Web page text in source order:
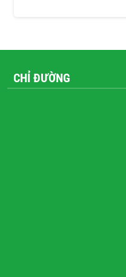
CHỈ ĐƯỜNG